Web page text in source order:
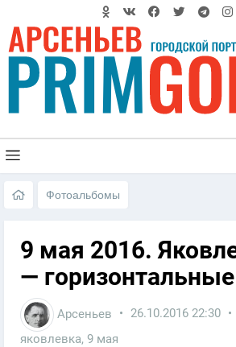
Фотоальбомы
9 мая 2016.
— горизонтальные
Арсеньев 26.10.2016 22:30
яковлевка, 9 мая